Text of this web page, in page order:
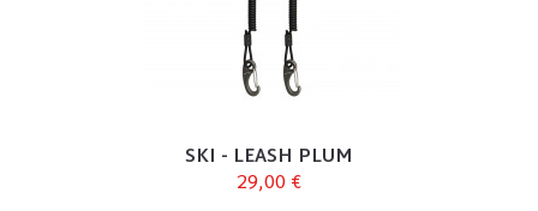
SKI - LEASH PLUM
29,00 €